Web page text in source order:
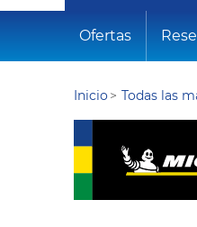
Ofertas
Inicio Todas las